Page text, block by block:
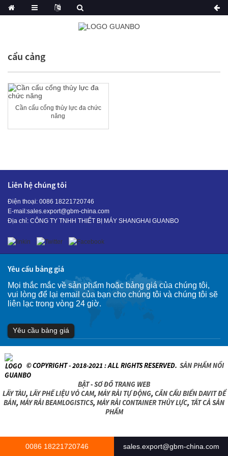
cẩu cảng
Cần cẩu cổng thủy lực đa chức
năng
Liên hệ chúng tôi
Điện thoại: 0086 18221720746
E-mail:sales.export@gbm-china.com
Địa chỉ: CÔNG TY TNHH THIẾT BỊ MÁY SHANGHAI GUANBO
Yêu cầu bảng giá
Mọi thắc mắc về sản phẩm hoặc bảng giá của chúng tôi,
vui lòng để lại email của bạn cho chúng tôi và chúng tôi sẽ
liên lạc trong vòng 24 giờ.
Yêu cầu bảng giá
© COPYRIGHT - 2018-2021 : ALL RIGHTS RESERVED. SẢN PHẨM NỔI
BẬT-SƠ ĐỒ TRANG WEB
LẤY TÀU, LẤY PHẾ LIỆU VỎ CAM, MÁY RẢI TỰ ĐỘNG, CẦN CẨU BIỂN DAVIT ĐỂ
BÁN, MÁY RẢI BEAMLOGISTICS, MÁY RẢI CONTAINER THỦY LỰC, TẤT CẢ SẢN
PHẨM
0086 18221720746 sales.export@gbm-china.com